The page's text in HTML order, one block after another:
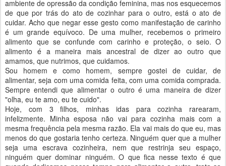
ambiente de opressão da condição feminina, mas nos esquecemos
de que por trás do ato de cozinhar para o outro, está o ato de
cuidar. Acho que negar esse gesto como manifestação de carinho
é um grande equívoco. De uma mulher, recebemos o primeiro
alimento que se confunde com carinho e proteção, o seio. O
alimento é a maneira mais ancestral de dizer ao outro que
amamos, que nutrimos, que cuidamos.
Sou homem e como homem, sempre gostei de cuidar, de
alimentar, seja com uma comida feita, com uma comida comprada.
Sempre entendi que alimentar o outro é uma maneira de dizer
"olha, eu te amo, eu te cuido".
Hoje, com 3 filhos, minhas idas para cozinha rarearam,
infelizmente. Minha esposa não vai para cozinha mais com a
mesma frequência pela mesma razão. Ela vai mais do que eu, mas
menos do que gostaria tenho certeza. Ninguém quer que a mulher
seja uma escrava cozinheira, nem que restrinja seu espaço,
ninguém quer dominar ninguém. O que fica nesse texto é que